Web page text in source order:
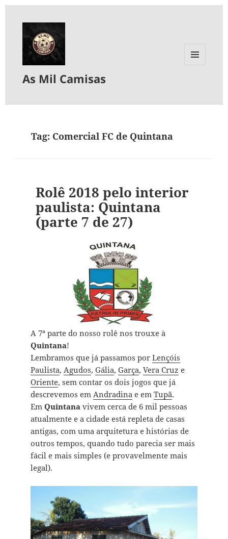
As Mil Camisas
Tag: Comercial FC de Quintana
Rolê 2018 pelo interior
paulista: Quintana
(parte 7 de 27)
A 7ª parte do nosso rolê nos trouxe à
Quintana!
Lembramos que já passamos por Lençóis
Paulista, Agudos, Gália, Garça, Vera Cruz e
Oriente, sem contar os dois jogos que já
descrevemos em Andradinae em Tupã.
Em Quintanavivem cerca de 6 mil pessoas
atualmente e a cidade está repleta de casas
antigas, com uma arquitetura e histórias de
outros tempos, quando tudo parecia ser mais
fácil e mais simples (e provavelmente mais
legal).